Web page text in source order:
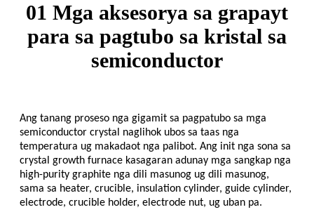
01 Mga aksesorya sa grapayt
para sa pagtubo sa kristal sa
semiconductor
Ang tanang proseso nga gigamit sa pagpatubo sa mga
semiconductor crystal naglihok ubos sa taas nga
temperatura ug makadaot nga palibot. Ang init nga sona sa
crystal growth furnace kasagaran adunay mga sangkap nga
high-purity graphite nga dili masunog ug dili masunog,
sama sa heater, crucible, insulation cylinder, guide cylinder,
electrode, crucible holder, electrode nut, ug uban pa.